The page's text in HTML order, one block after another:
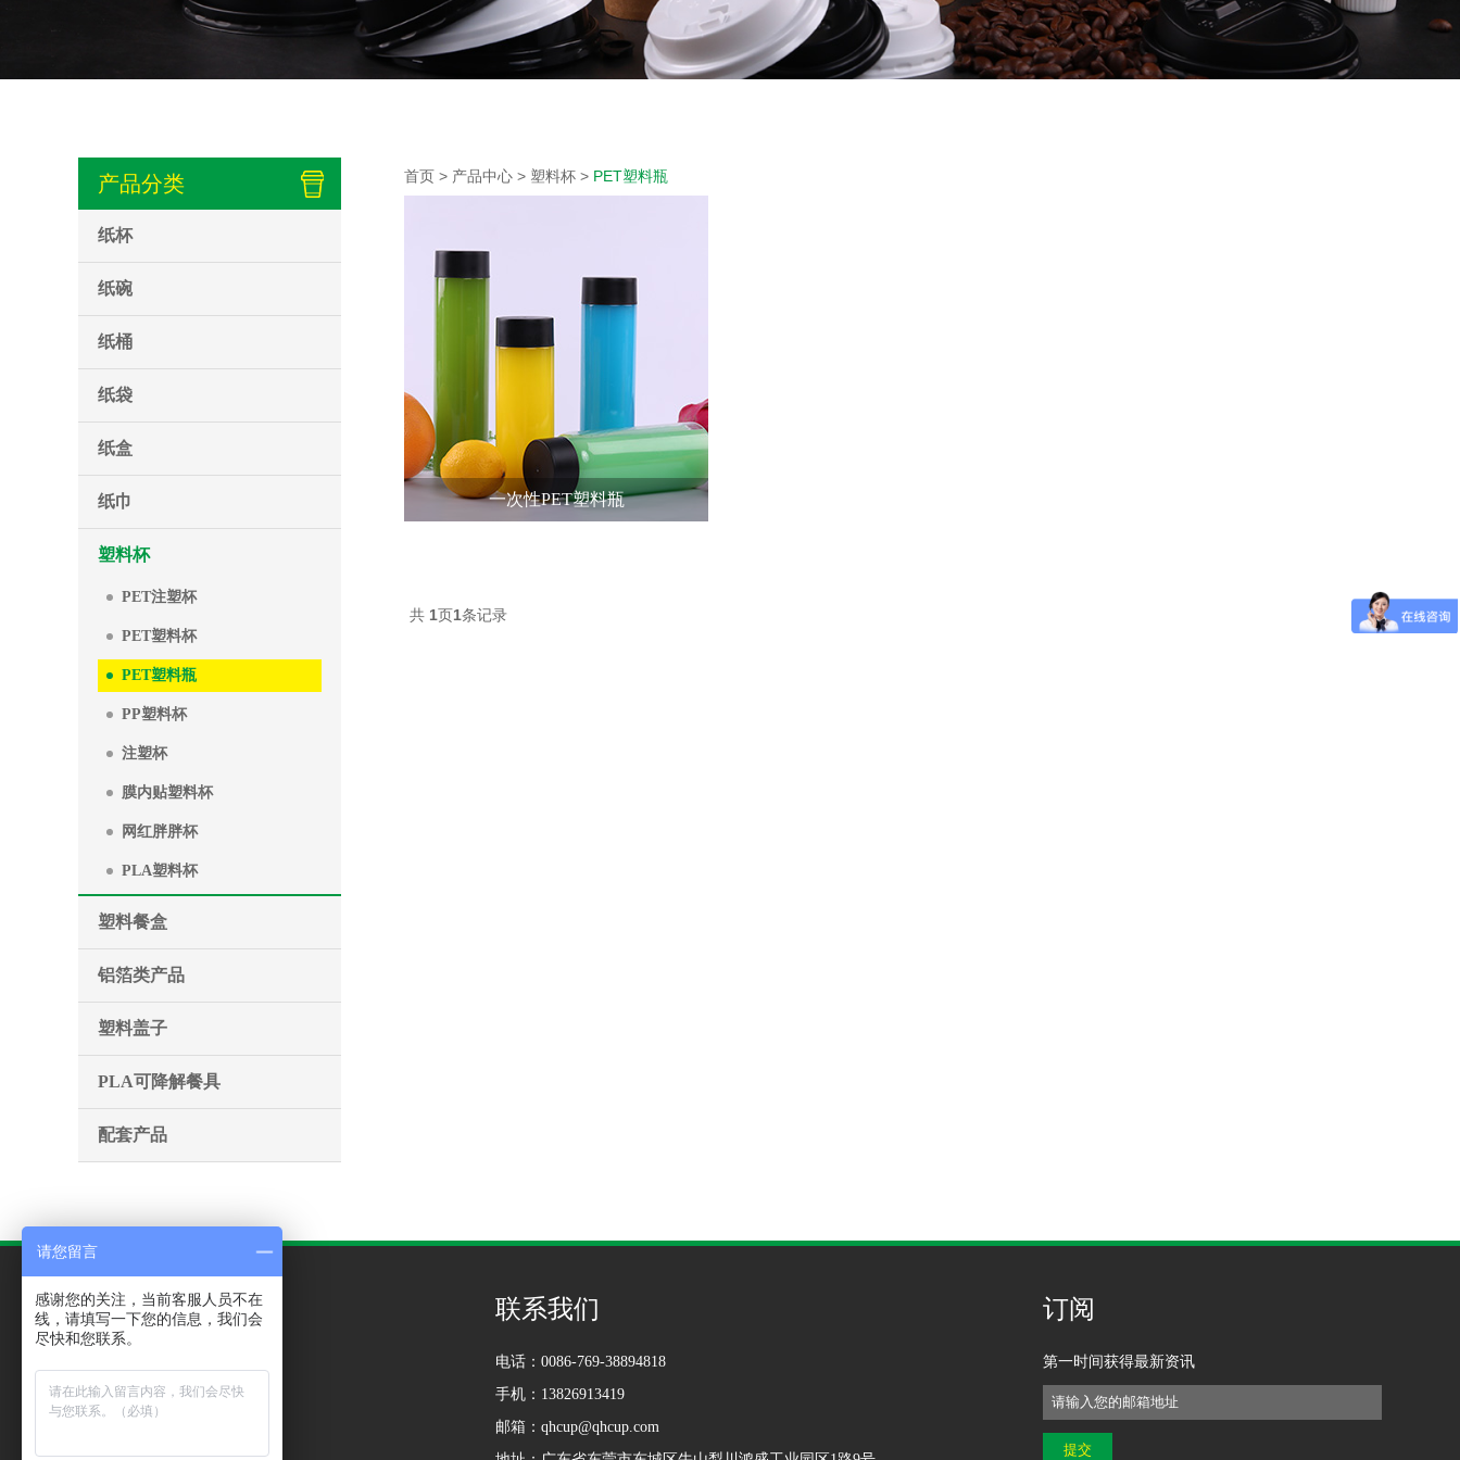
产品分类
纸杯
纸碗
纸桶
纸袋
纸盒
纸巾
塑料杯
PET注塑杯
PET塑料杯
PET塑料瓶
PP塑料杯
注塑杯
膜内贴塑料杯
网红胖胖杯
PLA塑料杯
塑料餐盒
铝箔类产品
塑料盖子
PLA可降解餐具
配套产品
首页 > 产品中心 > 塑料杯 > PET塑料瓶
一次性PET塑料瓶
共 1页1条记录
产品分类
>>纸桶 >>纸袋
联系我们
电话：0086-769-38894818
手机：13826913419
邮箱： qhcup@qhcup.com
订阅
第一时间获得最新资讯
请您留言
感谢您的关注，当前客服人员不在
线，请填写一下您的信息，我们会
尽快和您联系。